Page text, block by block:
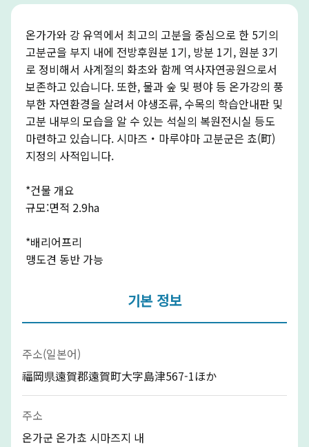
온가가와 강 유역에서 최고의 고분을 중심으로 한 5기의
고분군을 부지 내에 전방후원분 1기, 방분 1기, 원분 3기
로 정비해서 사계절의 화초와 함께 역사자연공원으로서
보존하고 있습니다. 또한, 물과 숲 및 평야 등 온가강의 풍
부한 자연환경을 살려서 야생조류, 수목의 학습안내판 및
고분 내부의 모습을 알 수 있는 석실의 복원전시실 등도
마련하고 있습니다. 시마즈・마루야마 고분군은 쵸(町)
지정의 사적입니다.
*건물 개요
규모:면적 2.9ha
*배리어프리
맹도견 동반 가능
기본 정보
주소(일본어)
福岡県遠賀郡遠賀町大字島津567-1ほか
주소
온가군 온가쵸 시마즈지 내